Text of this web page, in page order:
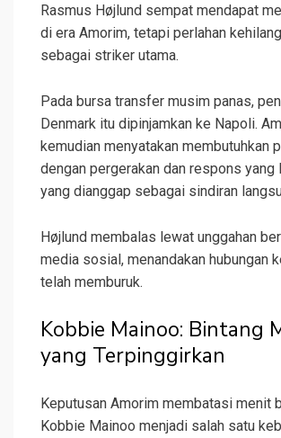
Rasmus Højlund sempat mendapat
di era Amorim, tetapi perlahan
sebagai striker utama.
Pada bursa transfer musim panas,
Denmark itu dipinjamkan ke Napoli.
kemudian menyatakan membutuhkan
dengan pergerakan dan respons yang
yang dianggap sebagai sindiran
Højlund membalas lewat unggahan
media sosial, menandakan hubungan
telah memburuk.
Kobbie Mainoo: Bintang
yang Terpinggirkan
Keputusan Amorim membatasi menit
Kobbie Mainoo menjadi salah satu